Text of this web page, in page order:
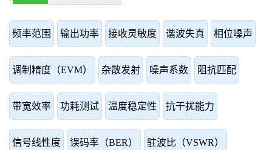
频率范围 输出功率 接收灵敏度 谐波失真 相位噪声
调制精度（EVM） 杂散发射 噪声系数 阻抗匹配
带宽效率 功耗测试 温度稳定性 抗干扰能力
信号线性度 误码率（BER） 驻波比（VSWR）